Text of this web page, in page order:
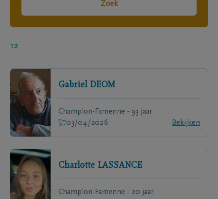
Zoek
12
Gabriel DEOM
Champlon-Famenne - 93 jaar
03/04/2026
Bekijken
Charlotte LASSANCE
Champlon-Famenne - 20 jaar